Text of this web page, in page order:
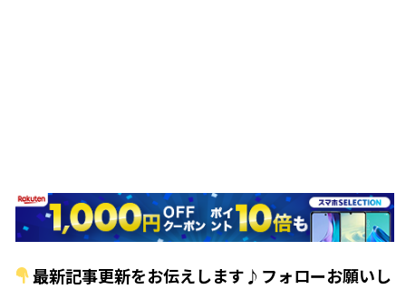
最新記事更新をお伝えします♪フォローお願いし